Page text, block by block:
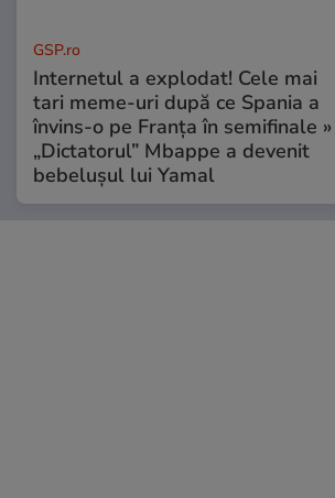
GSP.ro
Internetul a explodat! Cele mai
tari meme-uri după ce Spania a
învins-o pe Franța în semifinale »
„Dictatorul” Mbappe a devenit
bebelușul lui Yamal